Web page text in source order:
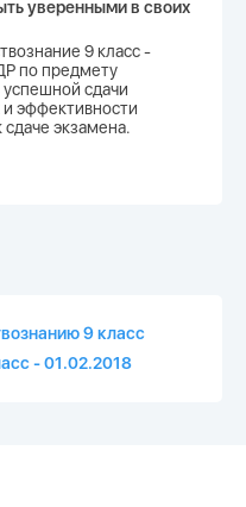
уверенными в своих
9 класс -
по предмету
сдачи
и эффективности
экзамена.
9 класс
- 01.02.2018